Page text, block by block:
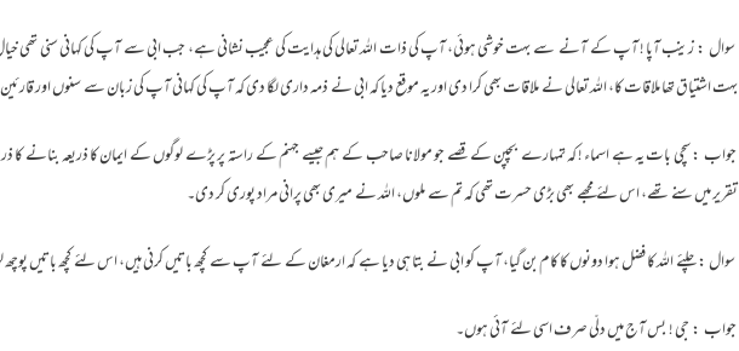
سوال : زینب آپا ! آپ کے آنے سے بہت خوشی ہوئی، آپ کی ذات اللہ تعالی کی ہدایت کی عجیب نشانی ہے، جب ابی سے آپ کی کہانی سنی تھی خیال ہو
بہت اشتیاق تھا ملاقات کا، اللہ تعالی نے ملاقات بھی کرا دی اور یہ موقع دیا کہ ابی نے ذمہ داری لگا دی کہ آپ کی کہانی آپ کی زبان سے سنوں اور
جواب : سچی بات یہ ہے اسماء ! کہ تمہارے بچپن کے قصے جو مولانا صاحب کے ہم جیسے جہنم کے راستہ پر پڑے لوگوں کے ایمان کا ذریعہ بنانے کا
تقریر میں سنے تھے، اس لئے مجھے بھی بڑی حسرت تھی کہ تم سے ملوں، اللہ نے میری بھی پرانی مراد پوری کر دی۔
سوال : چلئے اللہ کا فضل ہوا دونوں کا کام بن گیا، آپ کو ابی نے بتا ہی دیا ہے کہ ارمغان کے لئے آپ سے کچھ باتیں کرنی ہیں، اس لئے کچھ باتیں
جواب : جی ! بس آج میں دلّی صرف اسی لئے آئی ہوں۔